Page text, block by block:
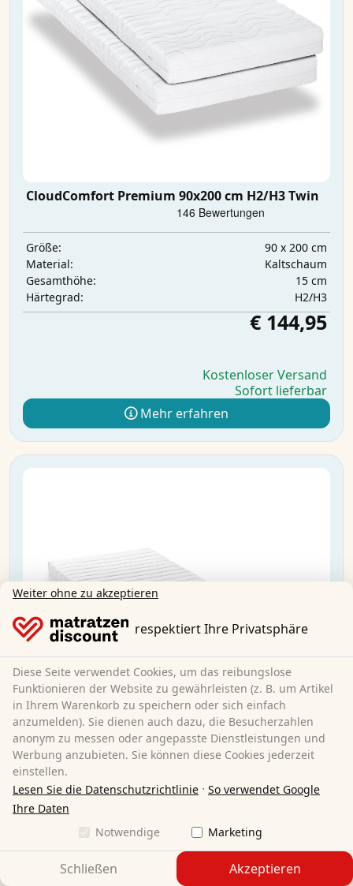
CloudComfort Premium 90x200 cm H2/H3 Twin
Größe:
90 x 200 cm
Material:
Kaltschaum
Gesamthöhe:
15 cm
Härtegrad:
H2/H3
€ 144,95
Kostenloser Versand
Sofort lieferbar
Mehr erfahren
Kaltschaummatratze K16 / 90x190 cm / H2 + H3
/ 16 cm Höhe Twin
Größe:
90 x 190 cm
Material:
Kaltschaum
Weiter ohne zu akzeptieren
respektiert Ihre Privatsphäre
Diese Seite verwendet Cookies, um das reibungslose
Funktionieren der Website zu gewährleisten (z. B. um Artikel
in Ihrem Warenkorb zu speichern oder sich einfach
anzumelden). Sie dienen auch dazu, die Besucherzahlen
anonym zu messen oder angepasste Dienstleistungen und
Werbung anzubieten. Sie können diese Cookies jederzeit
einstellen.
Lesen Sie die Datenschutzrichtlinie · So verwendet Google
Ihre Daten
Notwendige
Marketing
Schließen Akzeptieren